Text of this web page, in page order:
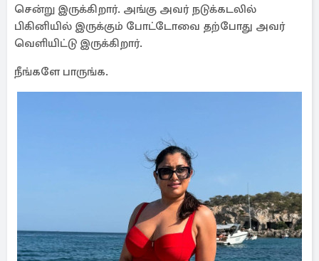
சென்று இருக்கிறார். அங்கு அவர் நடுக்கடலில்
பிகினியில் இருக்கும் போட்டோவை தற்போது அவர்
வெளியிட்டு இருக்கிறார்.
நீங்களே பாருங்க.